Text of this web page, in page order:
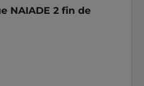
NAIADE 2 fin de